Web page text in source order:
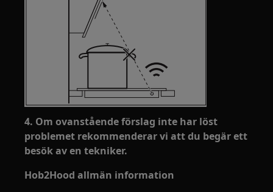
4. Om ovanstående förslag inte har löst
problemet rekommenderar vi att du begär ett
besök av en tekniker.
Hob2Hood allmän information